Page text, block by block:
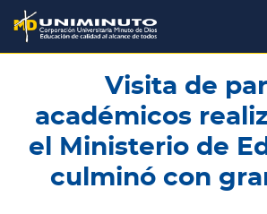
Pasar
contenido
principal
Visita de
académicos
el Ministerio de
culminó con